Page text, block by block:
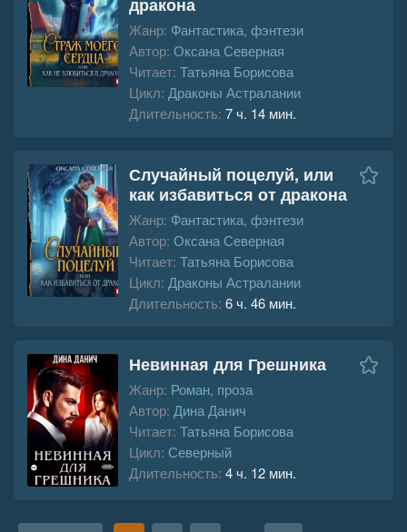
Жанр: Фантастика, фэнтези
Автор: Оксана Северная
Читает: Татьяна Борисова
Цикл: Драконы Астралании
Длительность: 7 ч. 14 мин.
Случайный поцелуй, или
как избавиться от дракона
Жанр: Фантастика, фэнтези
Автор: Оксана Северная
Читает: Татьяна Борисова
Цикл: Драконы Астралании
Длительность: 6 ч. 46 мин.
Невинная для Грешника
Жанр: Роман, проза
Автор: Дина Данич
Читает: Татьяна Борисова
Цикл: Северный
Длительность: 4 ч. 12 мин.